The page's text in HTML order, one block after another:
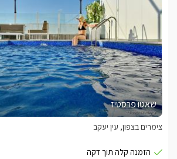
שאטו פרסטיז
צימרים בצפון, עין יעקב